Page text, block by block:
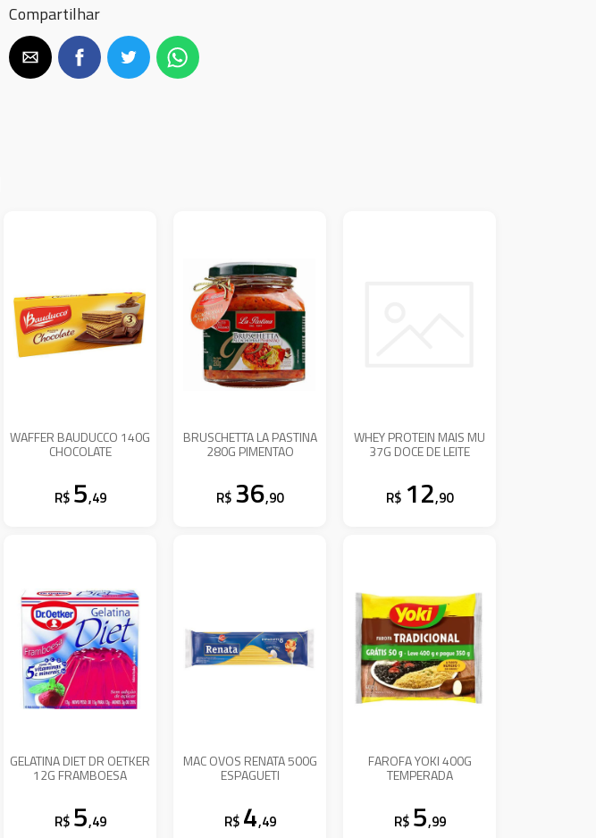
Compartilhar
WAFFER BAUDUCCO 140G
CHOCOLATE
R$ 5,49
BRUSCHETTA LA PASTINA
280G PIMENTAO
R$ 36,90
WHEY PROTEIN MAIS MU
37G DOCE DE LEITE
R$ 12,90
GELATINA DIET DR OETKER
12G FRAMBOESA
R$ 5,49
MAC OVOS RENATA 500G
ESPAGUETI
R$ 4,49
FAROFA YOKI 400G
TEMPERADA
R$ 5,99